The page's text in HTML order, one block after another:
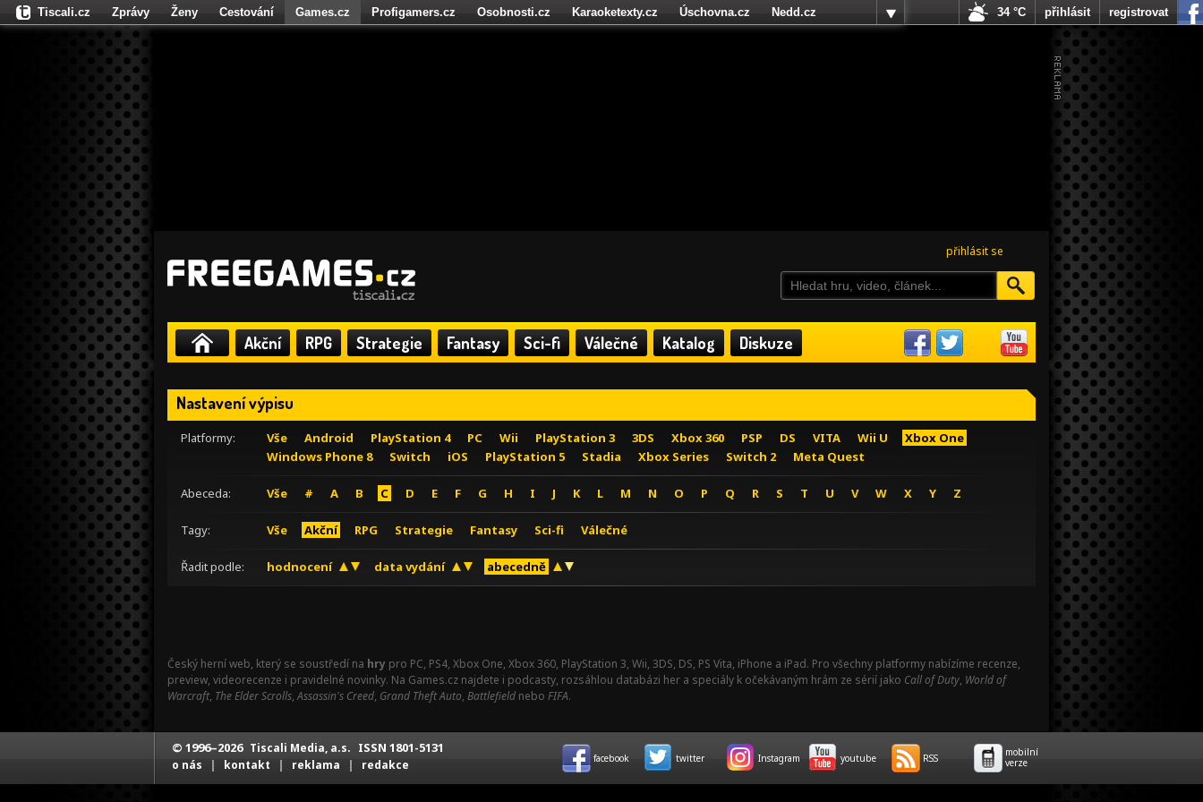
přihlásit se
Akční RPG Strategie Fantasy Sci-fi Válečné Katalog Diskuze
Nastavení výpisu
Platformy: Vše Android PlayStation 4 PC Wii PlayStation 3 3DS Xbox 360 PSP DS VITA Wii U
Xbox One
Windows Phone 8
Switch iOS PlayStation 5 Stadia Xbox Series Switch 2 Meta Quest
Abeceda: Vše # A B C D E F G H I J K L M N O P Q R S T U V W X Y Z
Tagy: Vše Akční RPG Strategie Fantasy Sci-fi Válečné
Řadit podle: hodnocení data vydání abecedně
Český herní web, který se soustředí na hry pro PC, PS4, Xbox One, Xbox 360, PlayStation 3, Wii, 3DS, DS, PS Vita, iPhone a iPad. Pro všechny platformy nabízíme recenze,
preview, videorecenze i pravidelné novinky. Na Games.cz najdete i podcasty, rozsáhlou databázi her a speciály k očekávaným hrám ze sérií jako Call of Duty, World of
Warcraft, The Elder Scrolls,Assassin's Creed, Grand Theft Auto, Battlefield nebo FIFA.
Tiscali.cz Zprávy Ženy Cestování Games.cz Profigamers.cz Osobnosti.cz Karaoketexty.cz Úschovna.cz
Nedd.cz
Fights.cz
34 °C přihlásit registrovat
© 1996–2026 Tiscali Media, a.s. ISSN 1801-5131
o nás | kontakt | reklama | redakce facebook twitter Instagram youtube RSS
mobilní
verze